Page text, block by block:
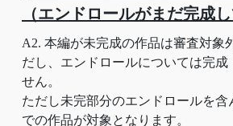
（エンドロールがまだ完成
A2. 本編が未完成の作品は審査対象
だし、エンドロールについては完成
せん。
ただし未完部分のエンドロールを含
での作品が対象となります。